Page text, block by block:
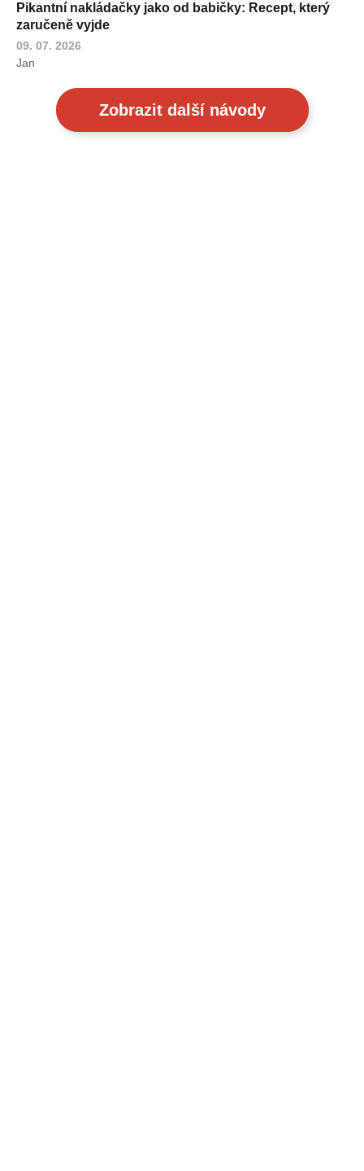
Pikantní nakládačky jako od babičky: Recept, který
zaručeně vyjde
09. 07. 2026
Jan
Zobrazit další návody